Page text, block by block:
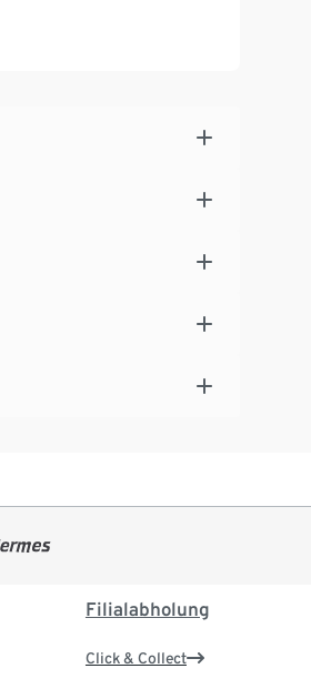
Filialabholung
Click & Collect